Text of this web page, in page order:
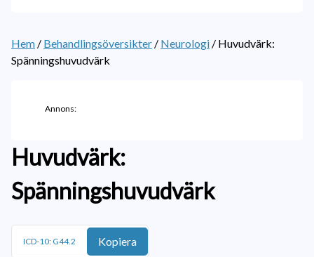
Hem / Behandlingsöversikter / Neurologi / Huvudvärk:
Spänningshuvudvärk
Annons:
Huvudvärk:
Spänningshuvudvärk
ICD-10: G44.2 Kopiera